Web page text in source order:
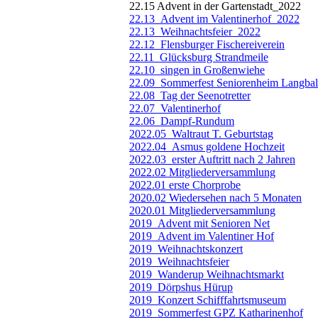
22.15 Advent in der Gartenstadt_2022
22.13_Advent im Valentinerhof_2022
22.13_Weihnachtsfeier_2022
22.12_Flensburger Fischereiverein
22.11_Glücksburg Strandmeile
22.10_singen in Großenwiehe
22.09_Sommerfest Seniorenheim
22.08_Tag der Seenotretter
22.07_Valentinerhof
22.06_Dampf-Rundum
2022.05_Waltraut T. Geburtstag
2022.04_Asmus goldene Hochzeit
2022.03_erster Auftritt nach 2 Jahren
2022.02 Mitgliederversammlung
2022.01 erste Chorprobe
2020.02 Wiedersehen nach 5 Monaten
2020.01 Mitgliederversammlung
2019_Advent mit Senioren Net
2019_Advent im Valentiner Hof
2019_Weihnachtskonzert
2019_Weihnachtsfeier
2019_Wanderup Weihnachtsmarkt
2019_Dörpshus Hürup
2019_Konzert Schifffahrtsmuseum
2019_Sommerfest GPZ Katharinenhof